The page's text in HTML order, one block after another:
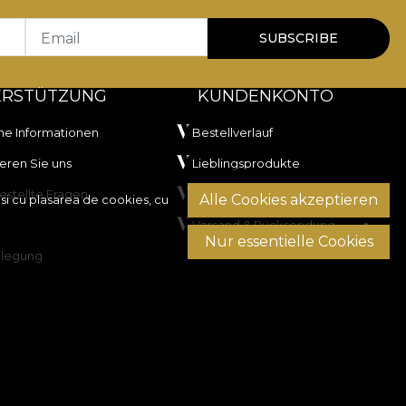
si cu plasarea de cookies, cu
Alle Cookies akzeptieren
Nur essentielle Cookies
Email SUBSCRIBE
Informationen
Sie uns
Fragen
KUNDENKONTO
Bestellverlauf
Lieblingsprodukte
Zahlungsmethoden
Versand & Rücksendung